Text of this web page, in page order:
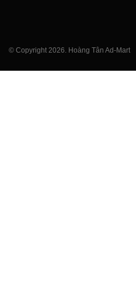
© Copyright 2026. Hoàng Tân Ad-Mart